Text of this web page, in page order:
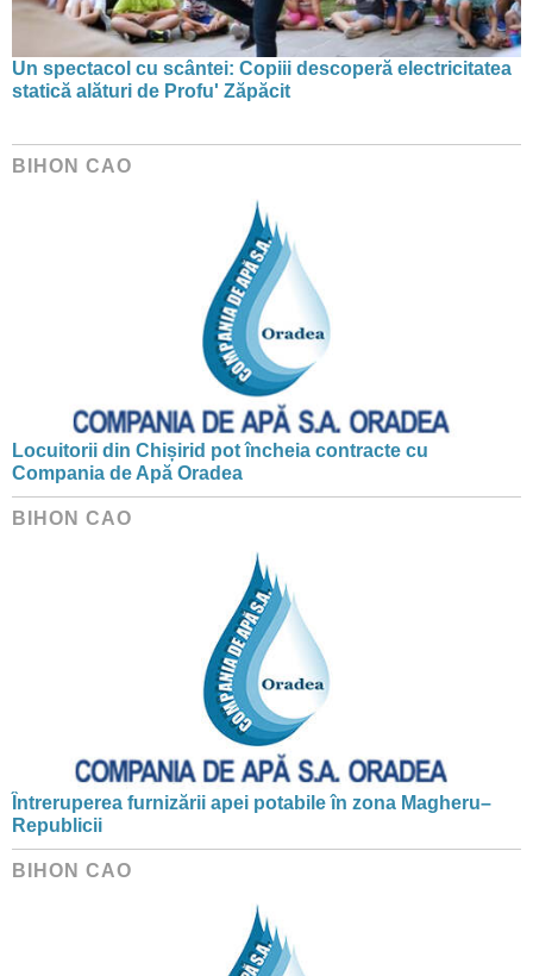
Un spectacol cu scântei: Copiii descoperă electricitatea
statică alături de Profu' Zăpăcit
BIHON CAO
Locuitorii din Chișirid pot încheia contracte cu
Compania de Apă Oradea
BIHON CAO
Întreruperea furnizării apei potabile în zona Magheru–
Republicii
BIHON CAO